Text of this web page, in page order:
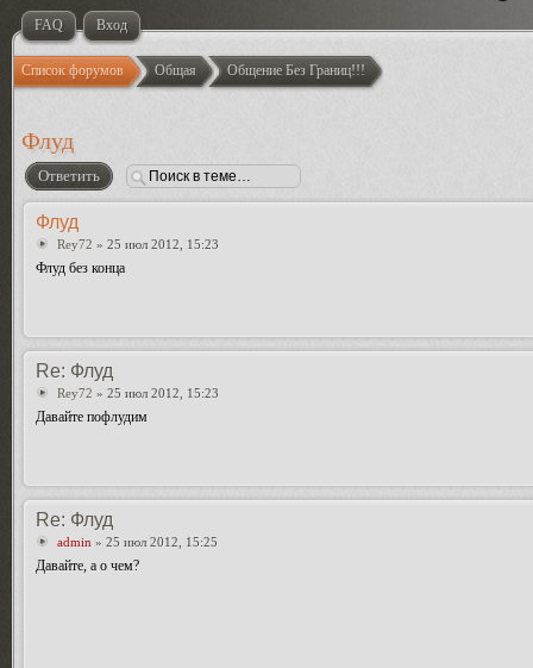
FAQ Вход
Список форумов Общая Общение Без Границ!!!
Флуд
Ответить
Флуд
Rey72 » 25 июл 2012, 15:23
Флуд без конца
Re: Флуд
Rey72 » 25 июл 2012, 15:23
Давайте пофлудим
Re: Флуд
admin » 25 июл 2012, 15:25
Давайте, а о чем?